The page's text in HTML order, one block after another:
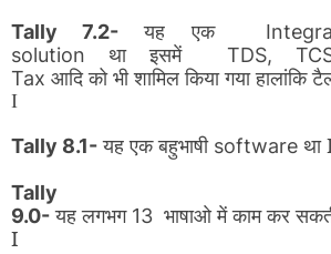
Tally 7.2- यह एक
solution था इसमेंTDS, TCS
Tax आदि को भी शामिल किया गया हालांकि
I
Tally 8.1- यह एक बहुभाषीsoftware था
Tally
9.0- यह लगभग13 भाषाओ में काम कर
I